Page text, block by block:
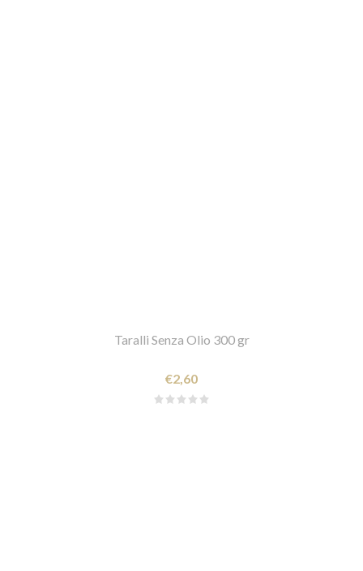
Taralli Senza Olio 300 gr
€2,60